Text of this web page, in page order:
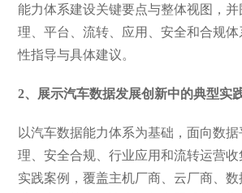
能力体系建设关键要点与整体视图，
理、平台、流转、应用、安全和合规
性指导与具体建议。
2、展示汽车数据发展创新中的典型实
以汽车数据能力体系为基础，面向数
理、安全合规、行业应用和流转运营
实践案例，覆盖主机厂商、云厂商、